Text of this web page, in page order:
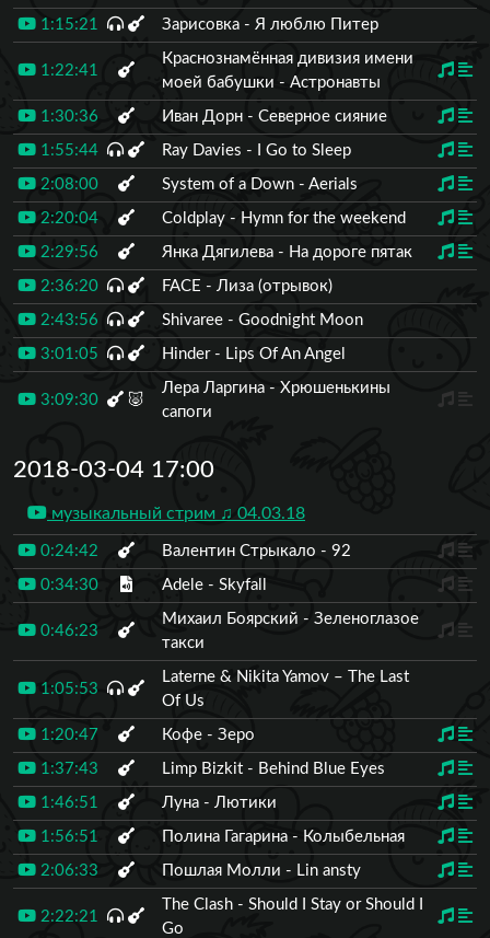
1:15:21 Зарисовка - Я люблю Питер
1:22:41
Краснознамённая дивизия имени
моей бабушки - Астронавты
1:30:36 Иван Дорн - Северное сияние
1:55:44 Ray Davies - I Go to Sleep
2:08:00 System of a Down - Aerials
2:20:04 Coldplay - Hymn for the weekend
2:29:56 Янка Дягилева - На дороге пятак
2:36:20 FACE - Лиза (отрывок)
2:43:56 Shivaree - Goodnight Moon
3:01:05 Hinder - Lips Of An Angel
3:09:30 🐷
Лера Ларгина - Хрюшенькины
сапоги
2018-03-04 17:00
музыкальный стрим ♫ 04.03.18
0:24:42 Валентин Стрыкало - 92
0:34:30 Adele - Skyfall
0:46:23
Михаил Боярский - Зеленоглазое
такси
1:05:53
Laterne & Nikita Yamov – The Last
Of Us
1:20:47 Кофе - Зеро
1:37:43 Limp Bizkit - Behind Blue Eyes
1:46:51 Луна - Лютики
1:56:51 Полина Гагарина - Колыбельная
2:06:33 Пошлая Молли - Lin ansty
2:22:21
The Clash - Should I Stay or Should I
Go